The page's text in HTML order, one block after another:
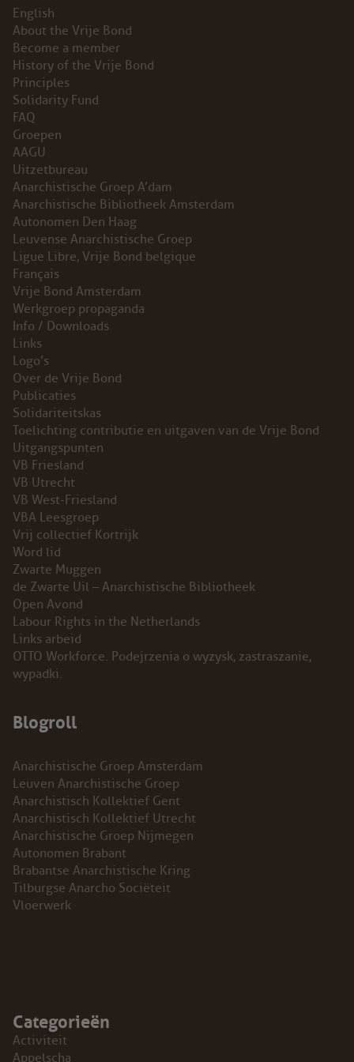
English
About the Vrije Bond
Become a member
History of the Vrije Bond
Principles
Solidarity Fund
FAQ
Groepen
AAGU
Uitzetbureau
Anarchistische Groep A’dam
Anarchistische Bibliotheek Amsterdam
Autonomen Den Haag
Leuvense Anarchistische Groep
Ligue Libre, Vrije Bond belgique
Français
Vrije Bond Amsterdam
Werkgroep propaganda
Info / Downloads
Links
Logo’s
Over de Vrije Bond
Publicaties
Solidariteitskas
Toelichting contributie en uitgaven van de Vrije Bond
Uitgangspunten
VB Friesland
VB Utrecht
VB West-Friesland
VBA Leesgroep
Vrij collectief Kortrijk
Word lid
Zwarte Muggen
de Zwarte Uil – Anarchistische Bibliotheek
Open Avond
Labour Rights in the Netherlands
Links arbeid
OTTO Workforce. Podejrzenia o wyzysk, zastraszanie,
wypadki.
Blogroll
Anarchistische Groep Amsterdam
Leuven Anarchistische Groep
Anarchistisch Kollektief Gent
Anarchistisch Kollektief Utrecht
Anarchistische Groep Nijmegen
Autonomen Brabant
Brabantse Anarchistische Kring
Tilburgse Anarcho Sociëteit
Vloerwerk
Categorieën
Activiteit
Appelscha